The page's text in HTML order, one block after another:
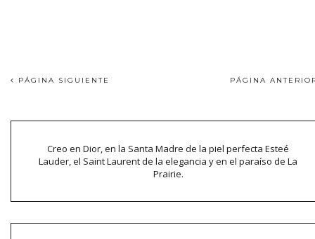
PÁGINA SIGUIENTE PÁGINA
Creo en Dior, en la Santa Madre de la piel perfecta Esteé
Lauder, el Saint Laurent de la elegancia y en el paraíso de La
Prairie.